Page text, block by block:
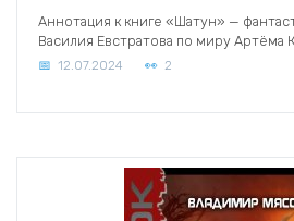
Аннотация к книге «Шатун» —
Василия Евстратова по миру Артёма
12.07.2024 2